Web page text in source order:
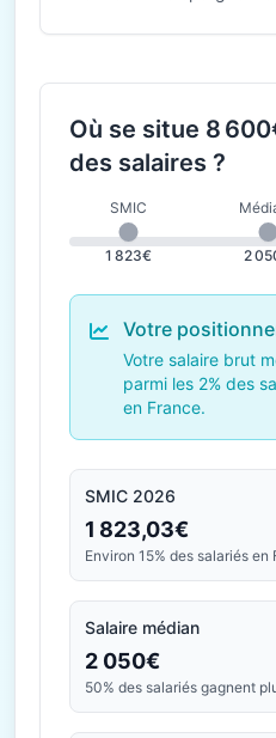
Où se situe 8
des salaires ?
SMIC
1 823€ 2
Votre
Votre salaire brut
parmi les 2% des
en France.
SMIC 2026
1 823,03€
Environ 15% des salariés en
Salaire médian
2 050€
50% des salariés gagnent